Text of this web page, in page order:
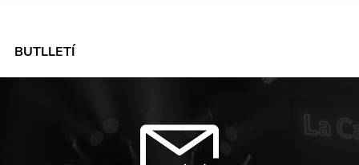
BUTLLETÍ